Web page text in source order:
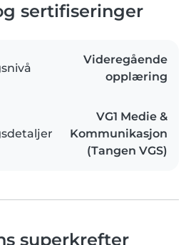
sertifiseringer
Videregående
opplæring
VG1 Medie &
Kommunikasjon
(Tangen VGS)
superkrefter